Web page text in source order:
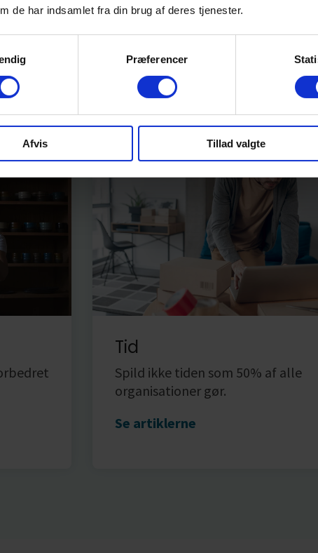
de har indsamlet fra din brug af deres tjenester.
Præferencer
Afvis Tillad valgte
Tid
Spild ikke tiden som 50% af alle
organisationer gør.
Se artiklerne